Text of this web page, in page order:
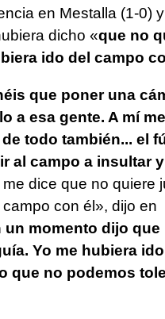
en Mestalla (1-0)
dicho «que no
ido del campo
que poner una
a esa gente. A mí
todo también... el
al campo a insultar
me dice que no quiere
con él», dijo en
un momento dijo que
Yo me hubiera
que no podemos